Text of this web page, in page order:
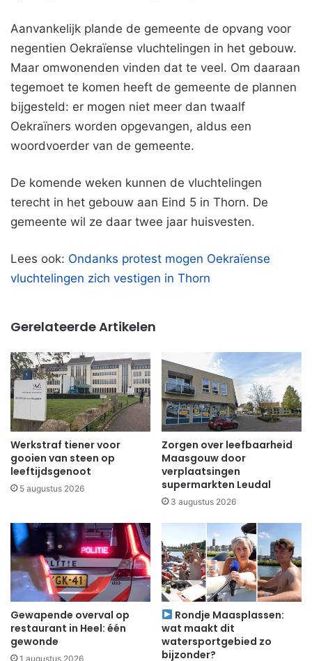
Aanvankelijk plande de gemeente de opvang voor
negentien Oekraïense vluchtelingen in het gebouw.
Maar omwonenden vinden dat te veel. Om daaraan
tegemoet te komen heeft de gemeente de plannen
bijgesteld: er mogen niet meer dan twaalf
Oekraïners worden opgevangen, aldus een
woordvoerder van de gemeente.
De komende weken kunnen de vluchtelingen
terecht in het gebouw aan Eind 5 in Thorn. De
gemeente wil ze daar twee jaar huisvesten.
Lees ook: Ondanks protest mogen Oekraïense
vluchtelingen zich vestigen in Thorn
Gerelateerde Artikelen
Werkstraf tiener voor
gooien van steen op
leeftijdsgenoot
5 augustus 2026
Zorgen over leefbaarheid
Maasgouw door
verplaatsingen
supermarkten Leudal
3 augustus 2026
Gewapende overval op
restaurant in Heel: één
gewonde
1 augustus 2026
Rondje Maasplassen:
wat maakt dit
watersportgebied zo
bijzonder?